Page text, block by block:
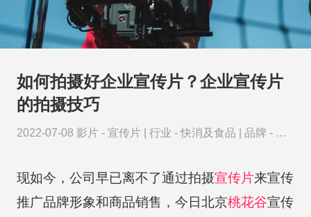
如何拍摄好企业宣传片？企业宣传片
的拍摄技巧
2022-07-08 影片 - 宣传片 行业 -快消及食品 品牌 - 麦
现如今，公司早已离不了通过拍摄宣传片来宣传
推广品牌形象和商品销售，今日北京桃花谷宣传